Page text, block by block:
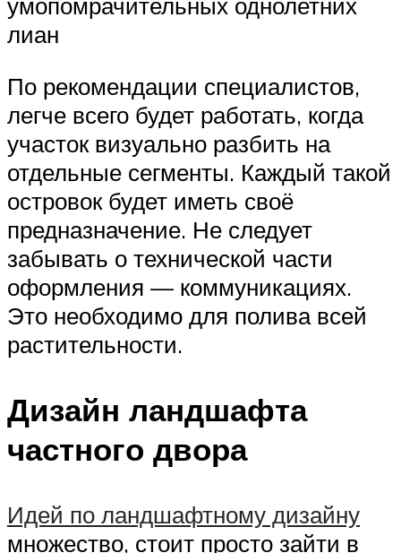
лиан
По рекомендации специалистов,
легче всего будет работать, когда
участок визуально разбить на
отдельные сегменты. Каждый такой
островок будет иметь своё
предназначение. Не следует
забывать о технической части
оформления — коммуникациях.
Это необходимо для полива всей
растительности.
Дизайн ландшафта
частного двора
Идей по ландшафтному дизайну
множество, стоит просто зайти в